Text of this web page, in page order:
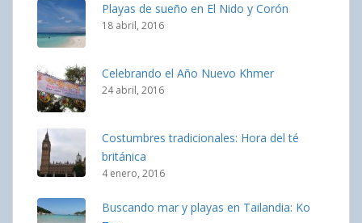
Playas de sueño en El Nido y Corón
18 abril, 2016
Celebrando el Año Nuevo Khmer
24 abril, 2016
Costumbres tradicionales: Hora del té
británica
4 enero, 2016
Buscando mar y playas en Tailandia: Ko